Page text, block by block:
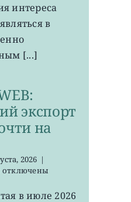
интереса
в
[...]
экспорт
на
2026 |
к
MCHI,
отключены
в июле 2026